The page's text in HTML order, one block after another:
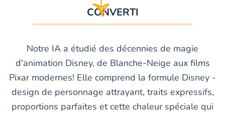
CONVERTI
Notre IA a étudié des décennies de magie
d'animation Disney, de Blanche-Neige aux films
Pixar modernes! Elle comprend la formule Disney -
design de personnage attrayant, traits expressifs,
proportions parfaites et cette chaleur spéciale qui